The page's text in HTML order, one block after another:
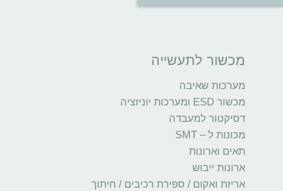
מכשור לתעשייה
מערכות שאיבה
מכשור ESD ומערכות יוניזציה
דסיקטור למעבדה
מכונות ל – SMT
תאים וארונות
ארונות ייבוש
אריזת ואקום / ספירת רכיבים / חיתוך